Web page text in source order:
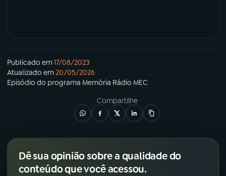
TikTok
Publicado em17/08/2023
Atualizado em20/05/2026
Episódio do programa Memória Rádio MEC
Compartilhe
Dê sua opinião sobre a qualidade do
conteúdo que você acessou.